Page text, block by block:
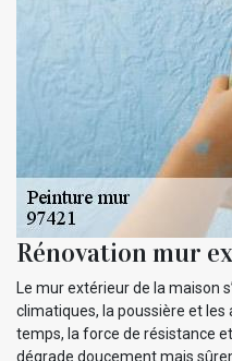
Rénovation mur
Le mur extérieur de la maison
climatiques, la poussière et les
temps, la force de résistance
dégrade doucement mais